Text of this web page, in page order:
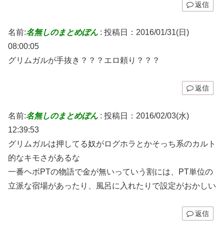
返信
名前:名無しのまとめぽん : 投稿日：2016/01/31(日)
08:00:05
グリムガルが手抜き？？？エロ頼り？？？
返信
名前:名無しのまとめぽん : 投稿日：2016/02/03(水)
12:39:53
グリムガルは押してる奴がログホラとかそっち系のカルト
的なキモさがあるな
一番ヘボPTの物語で金が無いっていう割には、PT単位の
立派な宿場があったり、風呂に入れたりで設定がおかしい
返信